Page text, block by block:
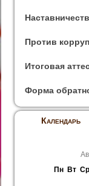
Против
Итоговая
Форма
Календарь
Пн
Вт Ср